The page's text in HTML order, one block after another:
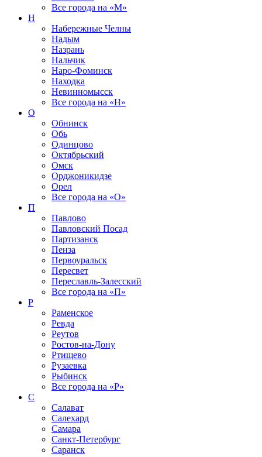
Все города на «М»
Н
Набережные Челны
Надым
Назрань
Нальчик
Наро-Фоминск
Находка
Невинномысск
Все города на «Н»
О
Обнинск
Обь
Одинцово
Октябрьский
Омск
Орджоникидзе
Орел
Все города на «О»
П
Павлово
Павловский Посад
Партизанск
Пенза
Первоуральск
Пересвет
Переславль-Залесский
Все города на «П»
Р
Раменское
Ревда
Реутов
Ростов-на-Дону
Ртищево
Рузаевка
Рыбинск
Все города на «Р»
С
Салават
Салехард
Самара
Санкт-Петербург
Саранск